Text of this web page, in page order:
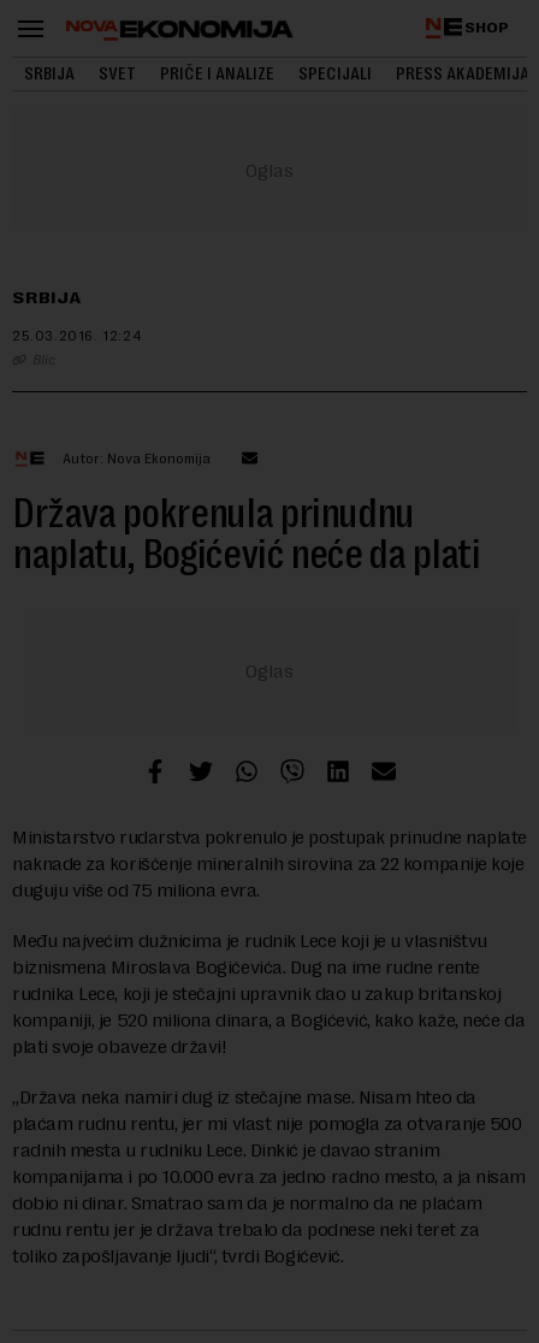
SHOP
SRBIJA SVET PRIČE I ANALIZE SPECIJALI PRESS AKADEMIJA
SRBIJA
25.03.2016. 12:24
Blic
Autor: Nova Ekonomija
Država pokrenula prinudnu
naplatu, Bogićević neće da plati
Ministarstvo rudarstva pokrenulo je postupak prinudne naplate
naknade za korišćenje mineralnih sirovina za 22 kompanije koje
duguju više od 75 miliona evra.
Među najvećim dužnicima je rudnik Lece koji je u vlasništvu
biznismena Miroslava Bogićevića. Dug na ime rudne rente
rudnika Lece, koji je stečajni upravnik dao u zakup britanskoj
kompaniji, je 520 miliona dinara, a Bogićević, kako kaže, neće da
plati svoje obaveze državi!
„Država neka namiri dug iz stečajne mase. Nisam hteo da
plaćam rudnu rentu, jer mi vlast nije pomogla za otvaranje 500
radnih mesta u rudniku Lece. Dinkić je davao stranim
kompanijama i po 10.000 evra za jedno radno mesto, a ja nisam
dobio ni dinar. Smatrao sam da je normalno da ne plaćam
rudnu rentu jer je država trebalo da podnese neki teret za
toliko zapošljavanje ljudi“, tvrdi Bogićević.